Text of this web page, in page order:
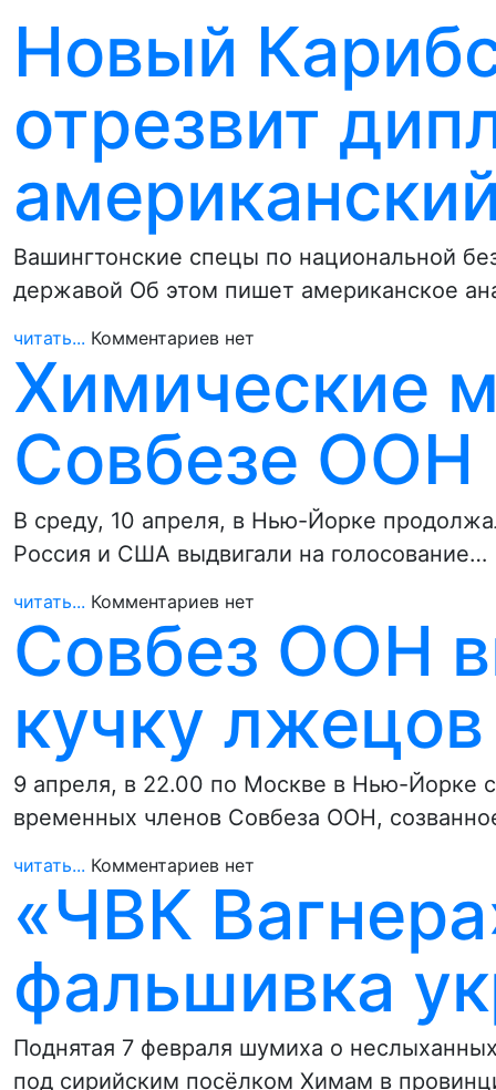
Новый
отрезвит
Вашингтонские спецы по национальной
державой Об этом пишет американское
читать... Комментариев нет
Химические
Совбезе ООН
В среду, 10 апреля, в Нью-Йорке
Россия и США выдвигали на голосование…
читать... Комментариев нет
Совбез ООН
кучку
9 апреля, в 22.00 по Москве в Нью-Йорке
временных членов Совбеза ООН,
читать... Комментариев нет
«ЧВК
фальшивка
Поднятая 7 февраля шумиха о
под сирийским посёлком Химам в